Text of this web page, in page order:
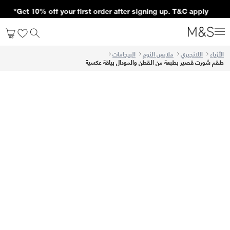
Get 10% off your first order after signing up. T&C apply*
الأزياء اللانجيري ملابس النوم البيجامات
طقم شورت قصير بطبعة من القطن والمودال بياقة عكسية